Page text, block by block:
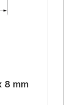
8 mm